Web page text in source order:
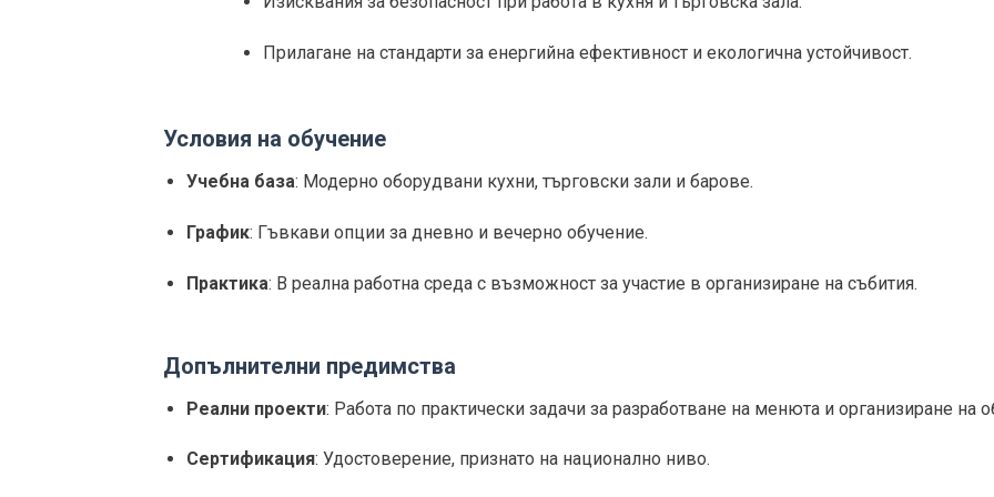
Прилагане на стандарти за енергийна ефективност и екологична устойчивост.
Условия на обучение
Учебна база: Модерно оборудвани кухни, търговски зали и барове.
График: Гъвкави опции за дневно и вечерно обучение.
Практика: В реална работна среда с възможност за участие в организиране на събития.
Допълнителни предимства
Реални проекти: Работа по практически задачи за разработване на менюта и организиране на
Сертификация: Удостоверение, признато на национално ниво.